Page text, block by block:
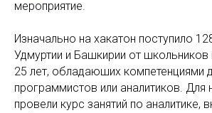
мероприятие.
Изначально на хакатон поступило
Удмуртии и Башкирии от школьников
25 лет, обладаюших компетенциями
программистов или аналитиков. Для
провели курс занятий по аналитике,